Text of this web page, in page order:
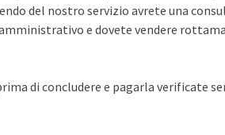
del nostro servizio avrete una
e dovete vendere
di concludere e pagarla verificate